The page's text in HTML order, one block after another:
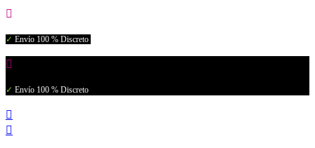

✓ Envío 100 % Discreto

✓ Envío 100 % Discreto

